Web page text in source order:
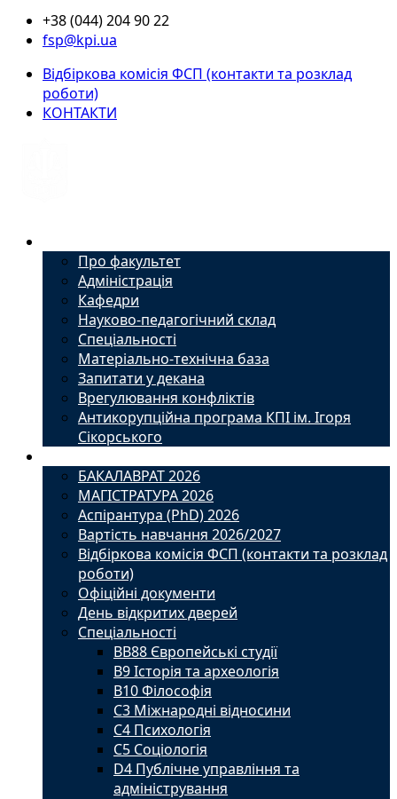
+38 (044) 204 90 22
fsp@kpi.ua
Відбіркова комісія ФСП (контакти та розклад
роботи)
КОНТАКТИ
Про факультет
Адміністрація
Кафедри
Науково-педагогічний склад
Спеціальності
Матеріально-технічна база
Запитати у декана
Врегулювання конфліктів
Антикорупційна програма КПІ ім. Ігоря
Сікорського
БАКАЛАВРАТ 2026
МАГІСТРАТУРА 2026
Аспірантура (PhD) 2026
Вартість навчання 2026/2027
Відбіркова комісія ФСП (контакти та розклад
роботи)
Офіційні документи
День відкритих дверей
Спеціальності
BВ88 Європейські студії
B9 Історія та археологія
B10 Філософія
C3 Міжнародні відносини
C4 Психологія
С5 Соціологія
D4 Публічне управління та
адміністрування